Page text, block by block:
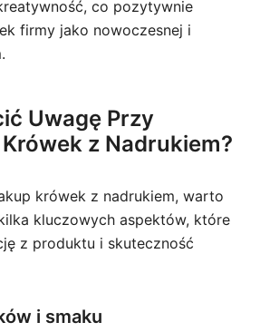
co pozytywnie
firmy jako nowoczesnej i
Uwagę Przy
z Nadrukiem?
krówek z nadrukiem, warto
kluczowych aspektów, które
z produktu i skuteczność
i smaku